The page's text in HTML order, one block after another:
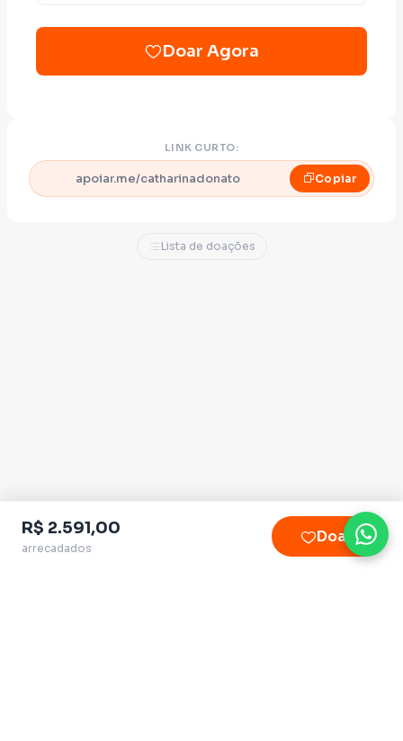
Doar Agora
LINK CURTO:
apoiar.me/catharinadonato Copiar
Lista de doações
R$ 2.591,00
arrecadados
Doar